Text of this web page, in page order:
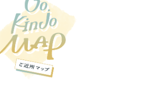
会社概要
ショールーム